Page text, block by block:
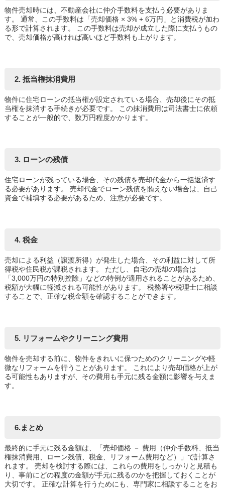
物件売却時には、不動産会社に仲介手数料を支払う必要がありま
す。 通常、この手数料は「売却価格 × 3% + 6万円」と消費税が加わ
る形で計算されます。 この手数料は売却が成立した際に支払うもの
で、売却価格が高ければ高いほど手数料も上がります。
2. 抵当権抹消費用
物件に住宅ローンの抵当権が設定されている場合、売却後にその抵
当権を抹消する手続きが必要です。 この抹消費用は司法書士に依頼
することが一般的で、数万円程度かかります。
3. ローンの残債
住宅ローンが残っている場合、その残債を売却代金から一括返済す
る必要があります。 売却代金でローン残債を賄えない場合は、自己
資金で補填する必要があるため、注意が必要です。
4. 税金
売却による利益（譲渡所得）が発生した場合、その利益に対して所
得税や住民税が課税されます。 ただし、自宅の売却の場合は
「3,000万円の特別控除」などの特例が適用されることがあるため、
税額が大幅に軽減される可能性があります。 税務署や税理士に相談
することで、正確な税金額を確認することができます。
5. リフォームやクリーニング費用
物件を売却する前に、物件をきれいに保つためのクリーニングや軽
微なリフォームを行うことがあります。 これにより売却価格が上が
る可能性もありますが、その費用も手元に残る金額に影響を与えま
す。
6.まとめ
最終的に手元に残る金額は、「売却価格 － 費用（仲介手数料、抵当
権抹消費用、ローン残債、税金、リフォーム費用など）」で計算さ
れます。 売却を検討する際には、これらの費用をしっかりと見積も
り、事前にどの程度の金額が手元に残るのかを把握しておくことが
大切です。 正確な計算を行うためにも、専門家に相談することをお